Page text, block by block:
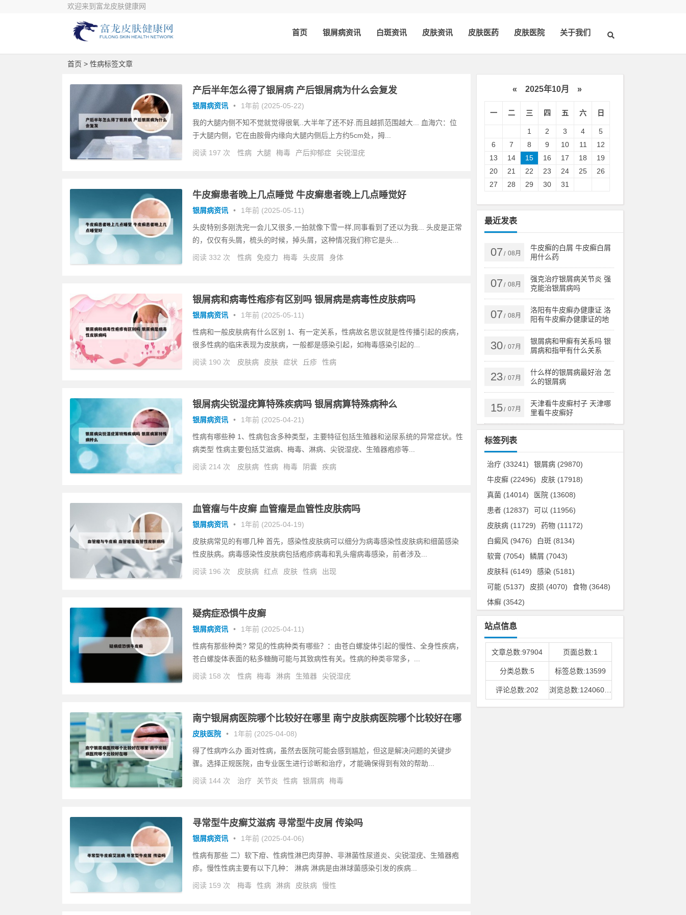
欢迎来到富龙皮肤健康网
首页 银屑病资讯 白斑资讯 皮肤资讯 皮肤医药 皮肤医院 关于我们
首页 > 性病标签文章
产后半年怎么得了银屑病 产后银屑病为什么会复发
银屑病资讯 • 1年前 (2025-05-22)
我的大腿内侧不知不觉就觉得很氧..大半年了还不好.而且越抓范围越大... 血海穴：位
于大腿内侧，它在由胺骨内缘向大腿内侧后上方约5cm处，拇...
阅读 197 次 性病 大腿 梅毒 产后抑郁症 尖锐湿疣
牛皮癣患者晚上几点睡觉 牛皮癣患者晚上几点睡觉好
银屑病资讯 • 1年前 (2025-05-11)
头皮特别多刚洗完一会儿又很多,一拍就像下雪一样,同事看到了还以为我... 头皮是正常
的，仅仅有头屑，梳头的时候，掉头屑，这种情况我们称它是头...
阅读 332 次 性病 免疫力 梅毒 头皮屑 身体
银屑病和病毒性疱疹有区别吗 银屑病是病毒性皮肤病吗
银屑病资讯 • 1年前 (2025-05-11)
性病和一般皮肤病有什么区别 1、有一定关系，性病故名思议就是性传播引起的疾病，
很多性病的临床表现为皮肤病，一般都是感染引起，如梅毒感染引起的...
阅读 190 次 皮肤病 皮肤 症状 丘疹 性病
银屑病尖锐湿疣算特殊疾病吗 银屑病算特殊病种么
银屑病资讯 • 1年前 (2025-04-21)
性病有哪些种 1、性病包含多种类型，主要特征包括生殖器和泌尿系统的异常症状。性
病类型 性病主要包括艾滋病、梅毒、淋病、尖锐湿疣、生殖器疱疹等...
阅读 214 次 皮肤病 性病 梅毒 阴囊 疾病
血管瘤与牛皮癣 血管瘤是血管性皮肤病吗
银屑病资讯 • 1年前 (2025-04-19)
皮肤病常见的有哪几种 首先，感染性皮肤病可以细分为病毒感染性皮肤病和细菌感染
性皮肤病。病毒感染性皮肤病包括疱疹病毒和乳头瘤病毒感染，前者涉及...
阅读 196 次 皮肤病 红点 皮肤 性病 出现
疑病症恐惧牛皮癣
银屑病资讯 • 1年前 (2025-04-11)
性病有那些种类? 常见的性病种类有哪些？：由苍白螺旋体引起的慢性、全身性疾病，
苍白螺旋体表面的粘多糖酶可能与其致病性有关。性病的种类非常多，...
阅读 158 次 性病 梅毒 淋病 生殖器 尖锐湿疣
南宁银屑病医院哪个比较好在哪里 南宁皮肤病医院哪个比较好在哪
皮肤医院 • 1年前 (2025-04-08)
得了性病咋么办 面对性病，虽然去医院可能会感到尴尬，但这是解决问题的关键步
骤。选择正规医院，由专业医生进行诊断和治疗，才能确保得到有效的帮助...
阅读 144 次 治疗 关节炎 性病 银屑病 梅毒
寻常型牛皮癣艾滋病 寻常型牛皮屑 传染吗
银屑病资讯 • 1年前 (2025-04-06)
性病有那些 二）软下疳、性病性淋巴肉芽肿、非淋菌性尿道炎、尖锐湿疣、生殖器疱
疹。慢性性病主要有以下几种： 淋病 淋病是由淋球菌感染引发的疾病...
阅读 159 次 梅毒 性病 淋病 皮肤病 慢性
« 2025年10月 »
一 二 三 四 五 六 日
1 2 3 4
5
6
7 8 9 10 11
12
13
14 15 16 17 18
19
20
21 22 23 24 25
26
27
28 29 30 31
最近发表
07 / 08月
牛皮癣的白屑 牛皮癣白屑
用什么药
07 / 08月
强克治疗银屑病关节炎 强
克能治银屑病吗
07 / 08月
洛阳有牛皮癣办健康证 洛
阳有牛皮癣办健康证的地
方吗
30/ 07月
银屑病和甲癣有关系吗 银
屑病和指甲有什么关系
23/ 07月
什么样的银屑病最好治 怎
么的银屑病
15/ 07月
天津看牛皮癣村子 天津哪
里看牛皮癣好
标签列表
治疗 (33241) 银屑病 (29870)
牛皮癣 (22496) 皮肤 (17918)
真菌 (14014) 医院 (13608)
患者 (12837) 可以 (11956)
皮肤病 (11729) 药物 (11172)
白癜风 (9476) 白斑 (8134)
软膏 (7054) 鳞屑 (7043)
皮肤科 (6149) 感染 (5181)
可能 (5137) 皮损 (4070) 食物 (3648)
体癣 (3542)
站点信息
文章总数:97904 页面总数:1
分类总数:5 标签总数:13599
评论总数:202 浏览总数:12406006